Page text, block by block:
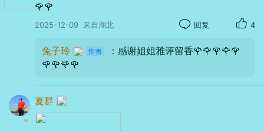
镜海是一弯静静躺在山间的碧水，宛若一颗宝
是美到窒息。
🌹🌹
2025-12-09 来自湖北 回复 4
兔子玲
：感谢姐姐雅评留香🌹🌹🌹🌹🌹
🌹🌹🌹🌹
夏群